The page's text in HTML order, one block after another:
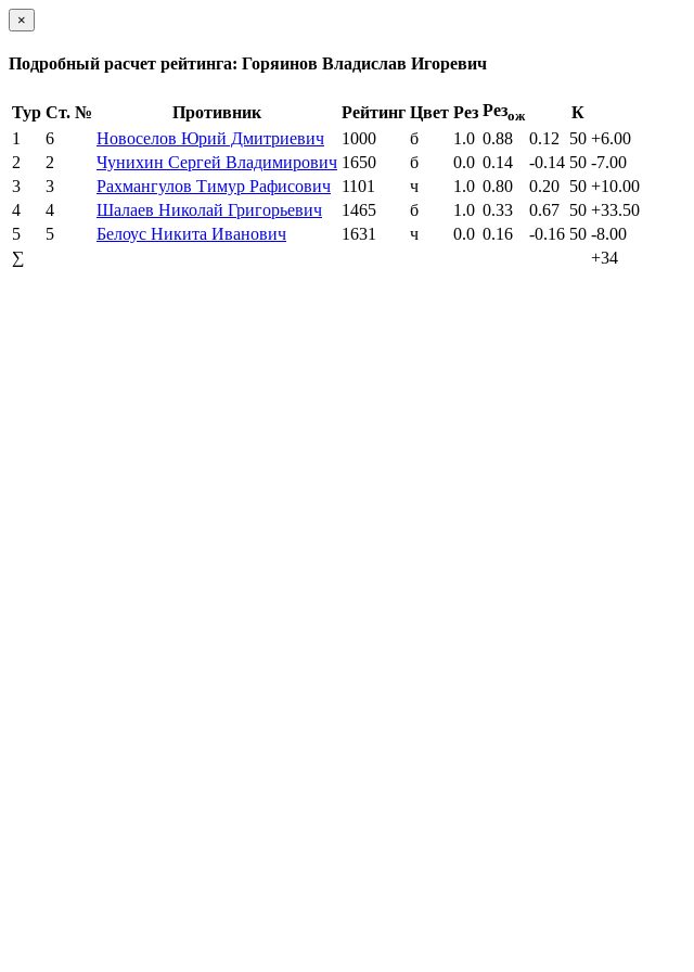
×
Подробный расчет рейтинга: Горяинов Владислав Игоревич
Тур Ст. № Противник Рейтинг Цвет Рез Резож
К
1
6 Новоселов Юрий Дмитриевич 1000 б 1.0 0.88 0.12 50 +6.00
2
2 Чунихин Сергей Владимирович 1650 б 0.0 0.14 -0.14 50 -7.00
3
3 Рахмангулов Тимур Рафисович 1101 ч 1.0 0.80 0.20 50 +10.00
4
4 Шалаев Николай Григорьевич 1465 б 1.0 0.33 0.67 50 +33.50
5
5 Белоус Никита Иванович 1631 ч 0.0 0.16 -0.16 50 -8.00
∑
+34